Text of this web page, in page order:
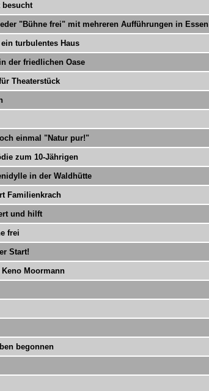
"Bühne frei" mit mehreren Aufführungen in Essen
turbulentes Haus
der friedlichen Oase
Theaterstück
einmal "Natur pur!"
zum 10-Jährigen
in der Waldhütte
Familienkrach
und hilft
frei
Start!
Moormann
begonnen